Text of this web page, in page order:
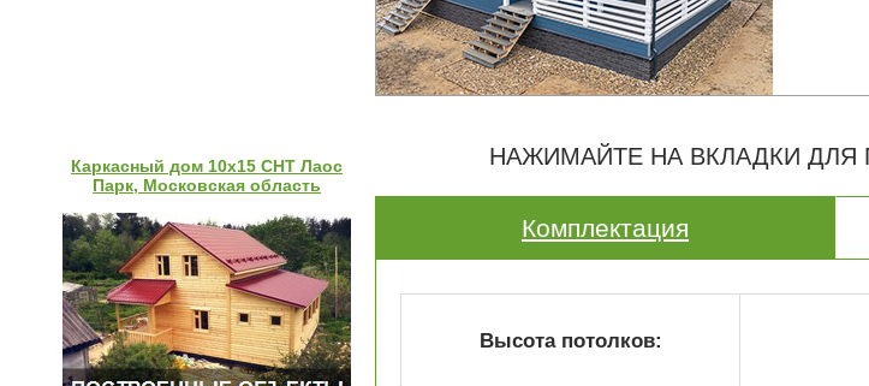
НАЖИМАЙТЕ НА ВКЛАДКИ
Комплектация
Высота потолков:
Каркасный дом 10х15 СНТ Лаос
Парк, Московская область